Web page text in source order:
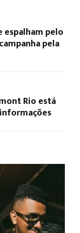
espalham pelo
pela
Rio está